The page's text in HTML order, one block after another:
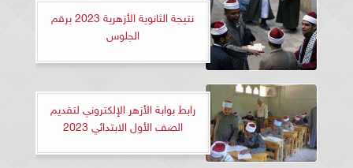
نتيجة الثانوية الأزهرية 2023 برقم
الجلوس
رابط بوابة الأزهر الإلكتروني لتقديم
الصف الأول الابتدائي 2023